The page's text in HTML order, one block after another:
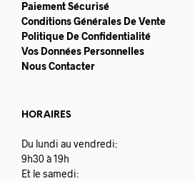
Paiement Sécurisé
Conditions Générales De Vente
Politique De Confidentialité
Vos Données Personnelles
Nous Contacter
HORAIRES
Du lundi au vendredi:
9h30 à 19h
Et le samedi: